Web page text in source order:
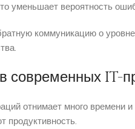
уменьшает вероятность
коммуникацию о
современных IT-
отнимает много
продуктивность.